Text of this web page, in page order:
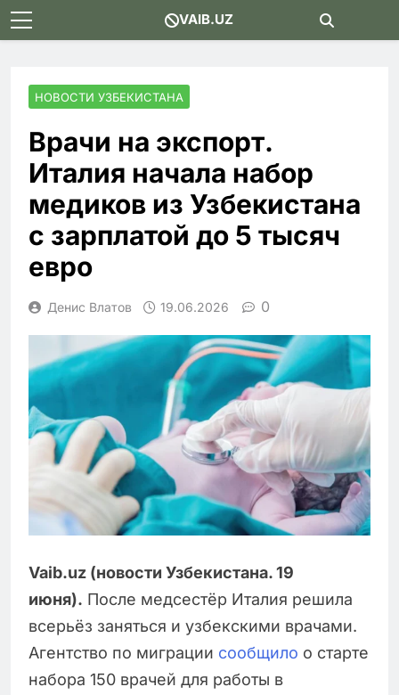
Skip
to
VAIB.UZ
НОВОСТИ УЗБЕКИСТАНА
Врачи на экспорт.
Италия начала набор
медиков из Узбекистана
с зарплатой до 5 тысяч
евро
Денис Влатов 19.06.2026 0
Vaib.uz (новости Узбекистана. 19
июня). После медсестёр Италия решила
всерьёз заняться и узбекскими врачами.
Агентство по миграции сообщило о старте
набора 150 врачей для работы в